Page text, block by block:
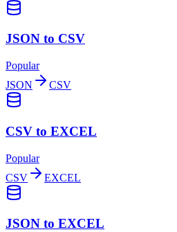
JSON to CSV
Popular
JSON
CSV
CSV to EXCEL
Popular
CSV
EXCEL
JSON to EXCEL